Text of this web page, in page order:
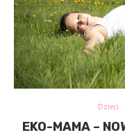
Dzieci
EKO-MAMA –